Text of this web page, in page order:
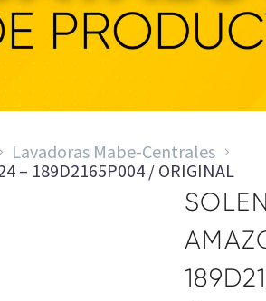
Lavadoras Mabe-Centrales
– 189D2165P004 / ORIGINAL